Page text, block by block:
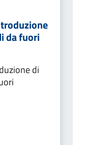
da fuori
di